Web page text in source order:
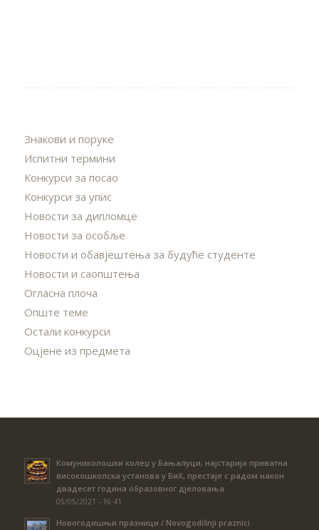
Знакови и поруке
Испитни термини
Конкурси за посао
Конкурси за упис
Новости за дипломце
Новости за особље
Новости и обавјештења за будуће студенте
Новости и саопштења
Огласна плоча
Опште теме
Остали конкурси
Оцјене из предмета
Комуниколошки колеџ у Бањалуци, најстарија приватна
високошколска установа у БиХ, престаје с радом након
двадесет година образовног дјеловања
05/05/2021 - 16:41
Новогодишњи празници / Novogodišnji praznici